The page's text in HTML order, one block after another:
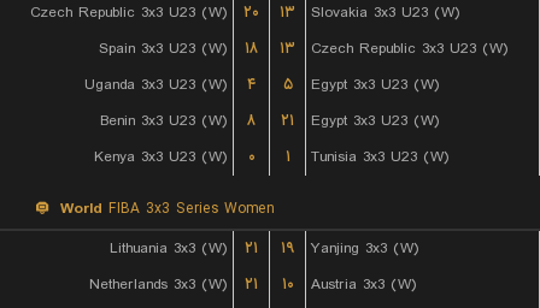
Czech Republic 3x3 U23 (W)
۲۰ ۱۳
Slovakia 3x3 U23 (W)
Spain 3x3 U23 (W)
۱۸ ۱۳
Czech Republic 3x3 U23 (W)
Uganda 3x3 U23 (W)
۴ ۵
Egypt 3x3 U23 (W)
Benin 3x3 U23 (W)
۸ ۲۱
Egypt 3x3 U23 (W)
Kenya 3x3 U23 (W)
۰ ۱ Tunisia 3x3 U23 (W)
World FIBA 3x3 Series Women
Lithuania 3x3 (W)
۲۱ ۱۹
Yanjing 3x3 (W)
Netherlands 3x3 (W)
۲۱ ۱۰
Austria 3x3 (W)